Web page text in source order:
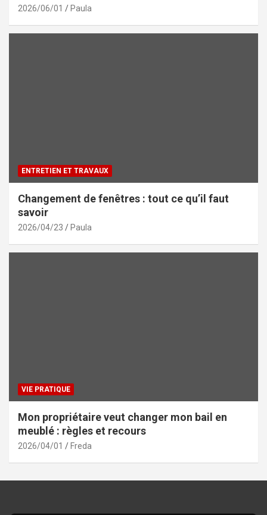
2026/06/01 Paula
ENTRETIEN ET TRAVAUX
Changement de fenêtres : tout ce qu’il faut
savoir
2026/04/23 Paula
VIE PRATIQUE
Mon propriétaire veut changer mon bail en
meublé : règles et recours
2026/04/01 Freda